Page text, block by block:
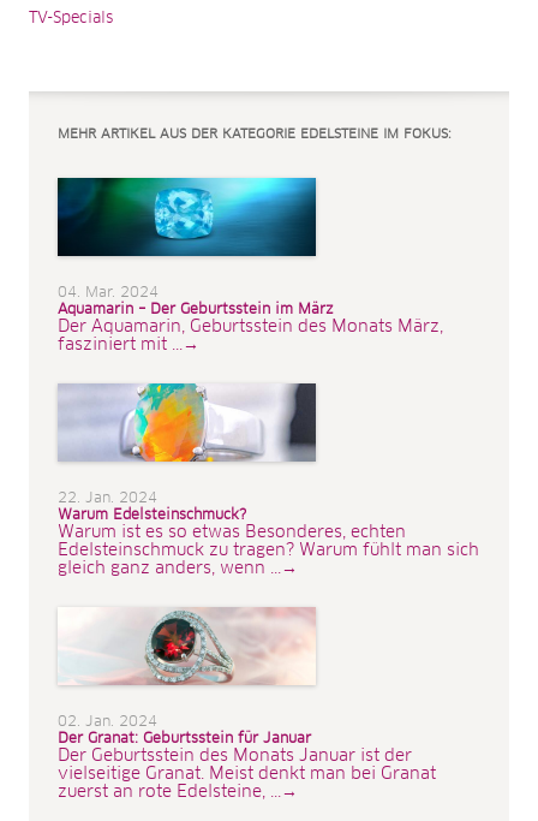
TV-Specials
MEHR ARTIKEL AUS DER KATEGORIE EDELSTEINE IM FOKUS:
04. Mar. 2024
Aquamarin – Der Geburtsstein im März
Der Aquamarin, Geburtsstein des Monats März,
fasziniert mit ...→
22. Jan. 2024
Warum Edelsteinschmuck?
Warum ist es so etwas Besonderes, echten
Edelsteinschmuck zu tragen? Warum fühlt man sich
gleich ganz anders, wenn ...→
02. Jan. 2024
Der Granat: Geburtsstein für Januar
Der Geburtsstein des Monats Januar ist der
vielseitige Granat. Meist denkt man bei Granat
zuerst an rote Edelsteine, ...→